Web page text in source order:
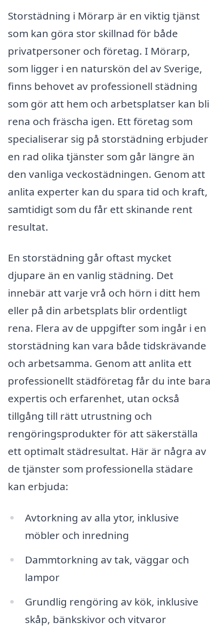
Storstädning i Mörarp är en viktig tjänst
som kan göra stor skillnad för både
privatpersoner och företag. I Mörarp,
som ligger i en naturskön del av Sverige,
finns behovet av professionell städning
som gör att hem och arbetsplatser kan bli
rena och fräscha igen. Ett företag som
specialiserar sig på storstädning erbjuder
en rad olika tjänster som går längre än
den vanliga veckostädningen. Genom att
anlita experter kan du spara tid och kraft,
samtidigt som du får ett skinande rent
resultat.
En storstädning går oftast mycket
djupare än en vanlig städning. Det
innebär att varje vrå och hörn i ditt hem
eller på din arbetsplats blir ordentligt
rena. Flera av de uppgifter som ingår i en
storstädning kan vara både tidskrävande
och arbetsamma. Genom att anlita ett
professionellt städföretag får du inte bara
expertis och erfarenhet, utan också
tillgång till rätt utrustning och
rengöringsprodukter för att säkerställa
ett optimalt städresultat. Här är några av
de tjänster som professionella städare
kan erbjuda:
Avtorkning av alla ytor, inklusive
möbler och inredning
Dammtorkning av tak, väggar och
lampor
Grundlig rengöring av kök, inklusive
skåp, bänkskivor och vitvaror